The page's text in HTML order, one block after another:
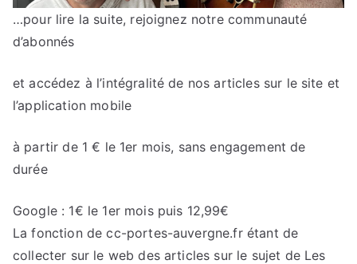
…pour lire la suite, rejoignez notre communauté
d’abonnés
et accédez à l’intégralité de nos articles sur le site et
l’application mobile
à partir de 1 € le 1er mois, sans engagement de
durée
Google : 1€ le 1er mois puis 12,99€
La fonction de cc-portes-auvergne.fr étant de
collecter sur le web des articles sur le sujet de Les